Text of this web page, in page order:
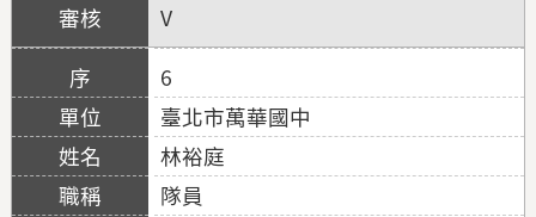
V
6
臺北市萬華國中
林裕庭
隊員